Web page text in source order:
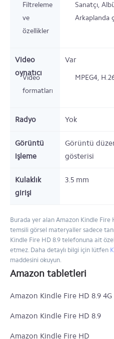
Filtreleme
ve
özellikler
Sanatçı,
Arkaplanda
Video
oynatıcı
Var
Video
formatları
MPEG4,
Radyo Yok
Görüntü
işleme
Görüntü
gösterisi
Kulaklık
girişi
3.5 mm
Burada yer alan Amazon Kindle
temsili görsel materyaller sadece
Kindle Fire HD 8.9 telefonuna ait
etmez. Daha detaylı bilgi için lütfen
maddesini okuyun.
Amazon tabletleri
Amazon Kindle Fire HD 8.9 4G
Amazon Kindle Fire HD 8.9
Amazon Kindle Fire HD